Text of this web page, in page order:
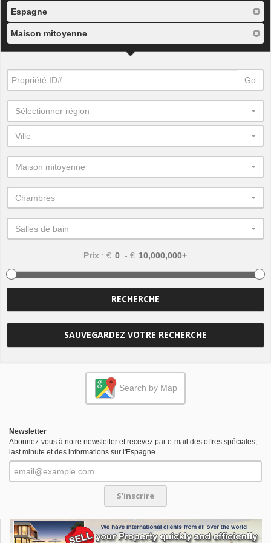
Espagne
Maison mitoyenne
Go
Sélectionner région
Ville
Maison mitoyenne
Chambres
Salles de bain
Prix : € - €
RECHERCHE
SAUVEGARDEZ VOTRE RECHERCHE
Search by Map
Newsletter
Abonnez-vous à notre newsletter et recevez par e-mail des offres spéciales,
last minute et des informations sur l'Espagne.
S'inscrire